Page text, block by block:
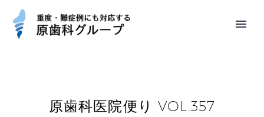
原歯科医院便り VOL.357